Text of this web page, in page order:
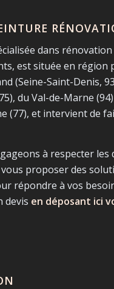
dans
est située en région
(Seine-Saint-Denis,
du Val-de-Marne
(77), et intervient de
à respecter les
proposer des
répondre à vos
devis en déposant ici